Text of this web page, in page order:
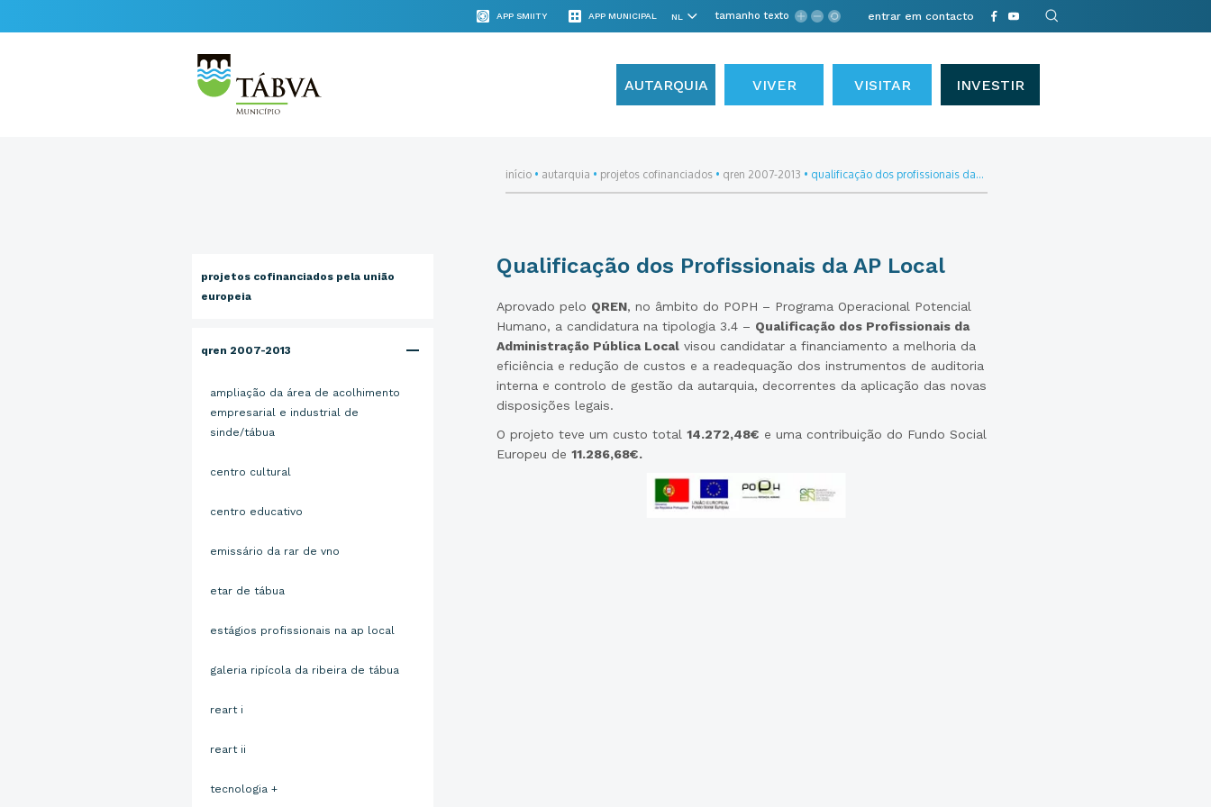
APP SMIITY APP MUNICIPAL tamanho texto entrar em contacto
AUTARQUIA VIVER VISITAR INVESTIR
projetos cofinanciados pela união
europeia
qren 2007-2013
ampliação da área de acolhimento
empresarial e industrial de
sinde/tábua
centro cultural
centro educativo
emissário da rar de vno
etar de tábua
estágios profissionais na ap local
galeria ripícola da ribeira de tábua
reart i
reart ii
tecnologia +
início• autarquia • projetos cofinanciados• qren 2007-2013 • qualificação dos profissionais da...
Qualificação dos Profissionais da AP Local
Aprovado pelo QREN, no âmbito do POPH – Programa Operacional Potencial
Humano, a candidatura na tipologia 3.4 – Qualificação dos Profissionais da
Administração Pública Localvisou candidatar a financiamento a melhoria da
eficiência e redução de custos e a readequação dos instrumentos de auditoria
interna e controlo de gestão da autarquia, decorrentes da aplicação das novas
disposições legais.
O projeto teve um custo total 14.272,48€ e uma contribuição do Fundo Social
Europeu de 11.286,68€.